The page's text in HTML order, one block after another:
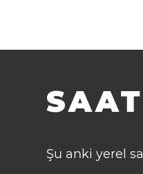
Şu anki yerel